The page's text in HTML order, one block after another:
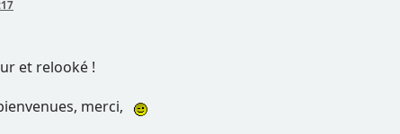
et relooké !
merci,